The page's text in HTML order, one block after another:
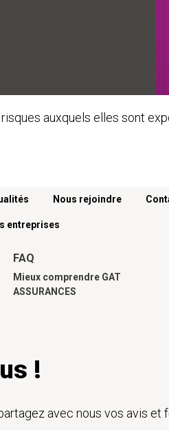
auxquels elles sont
Nous rejoindre
entreprises
FAQ
Mieux comprendre GAT
ASSURANCES
!
avec nous vos avis et